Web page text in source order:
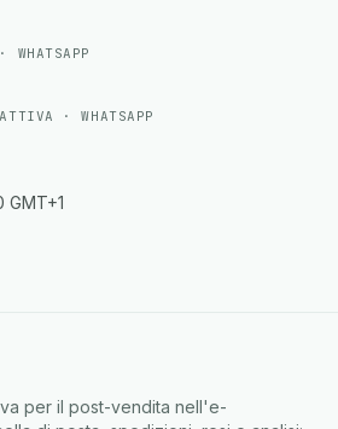
WHATSAPP
· WHATSAPP
GMT+1
per il post-vendita nell'e-